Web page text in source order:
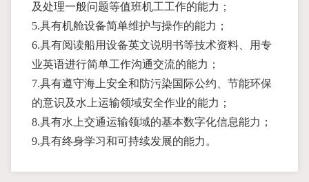
及处理一般问题等值班机工工作的能力；
5.具有机舱设备简单维护与操作的能力；
6.具有阅读船用设备英文说明书等技术资料、用专
业英语进行简单工作沟通交流的能力；
7.具有遵守海上安全和防污染国际公约、节能环保
的意识及水上运输领域安全作业的能力；
8.具有水上交通运输领域的基本数字化信息能力；
9.具有终身学习和可持续发展的能力。